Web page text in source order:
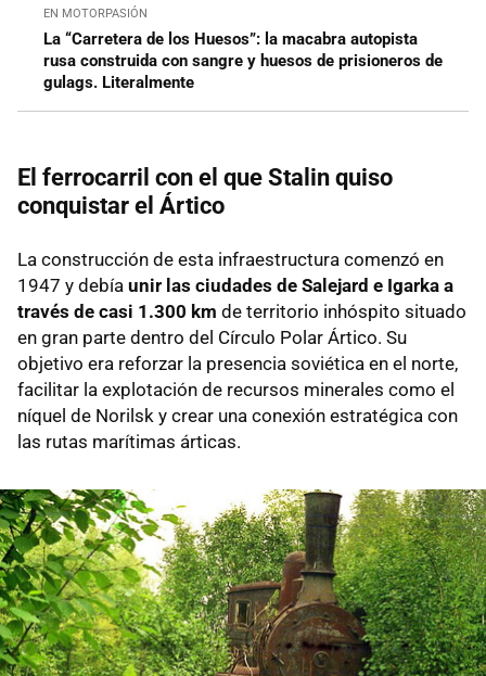
EN MOTORPASIÓN
La “Carretera de los Huesos”: la macabra autopista
rusa construida con sangre y huesos de prisioneros de
gulags. Literalmente
El ferrocarril con el que Stalin quiso
conquistar el Ártico
La construcción de esta infraestructura comenzó en
1947 y debía unir las ciudades de Salejard e Igarka a
través de casi 1.300 km de territorio inhóspito situado
en gran parte dentro del Círculo Polar Ártico. Su
objetivo era reforzar la presencia soviética en el norte,
facilitar la explotación de recursos minerales como el
níquel de Norilsk y crear una conexión estratégica con
las rutas marítimas árticas.